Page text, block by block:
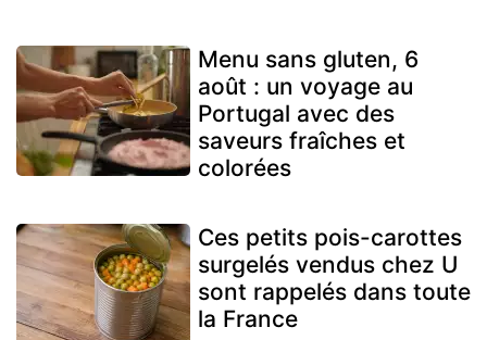
Menu sans gluten, 6
août : un voyage au
Portugal avec des
saveurs fraîches et
colorées
Ces petits pois-carottes
surgelés vendus chez U
sont rappelés dans toute
la France